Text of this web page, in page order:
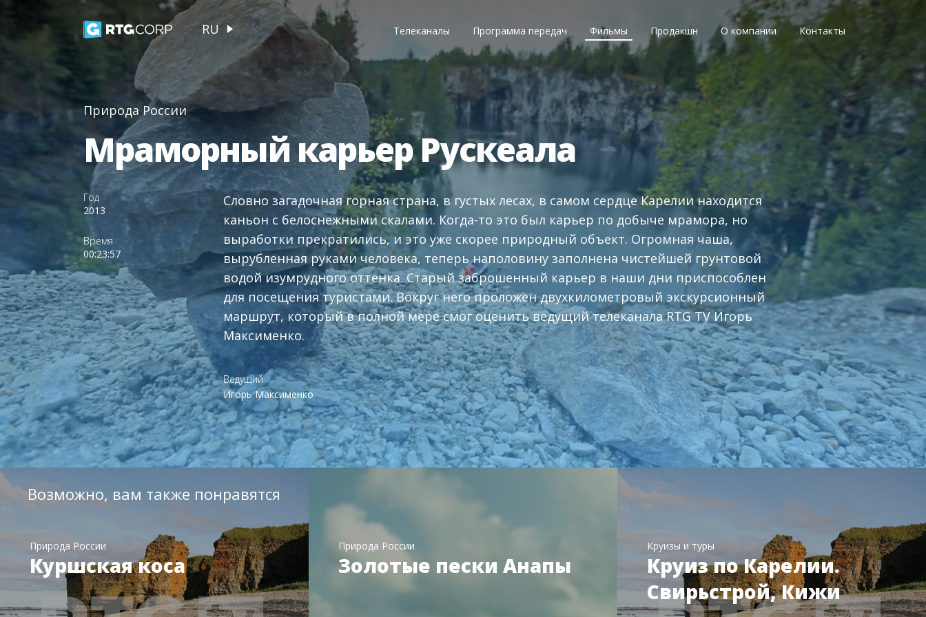
RU Телеканалы Программа передач Фильмы Продакшн О компании Контакты
Природа России
Мраморный карьер Рускеала
Год
2013
Время
00:23:57
Словно загадочная горная страна, в густых лесах, в самом сердце Карелии находится
каньон с белоснежными скалами. Когда-то это был карьер по добыче мрамора, но
выработки прекратились, и это уже скорее природный объект. Огромная чаша,
вырубленная руками человека, теперь наполовину заполнена чистейшей грунтовой
водой изумрудного оттенка. Старый заброшенный карьер в наши дни приспособлен
для посещения туристами. Вокруг него проложен двухкилометровый экскурсионный
маршрут, который в полной мере смог оценить ведущий телеканала RTG TV Игорь
Максименко.
Ведущий
Игорь Максименко
Возможно, вам также понравятся
Природа России
Куршская коса
Природа России
Золотые пески Анапы
Круизы и туры
Круиз по Карелии.
Свирьстрой, Кижи